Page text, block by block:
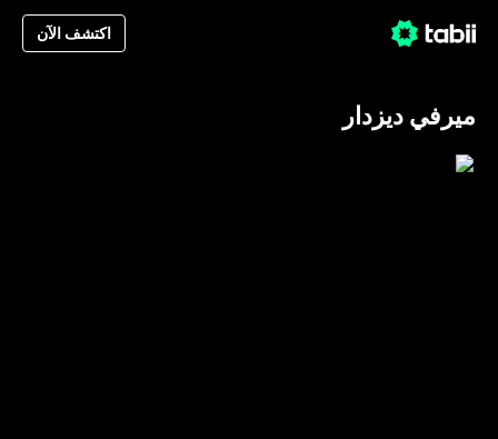
اكتشف الآن
ميرفي ديزدار